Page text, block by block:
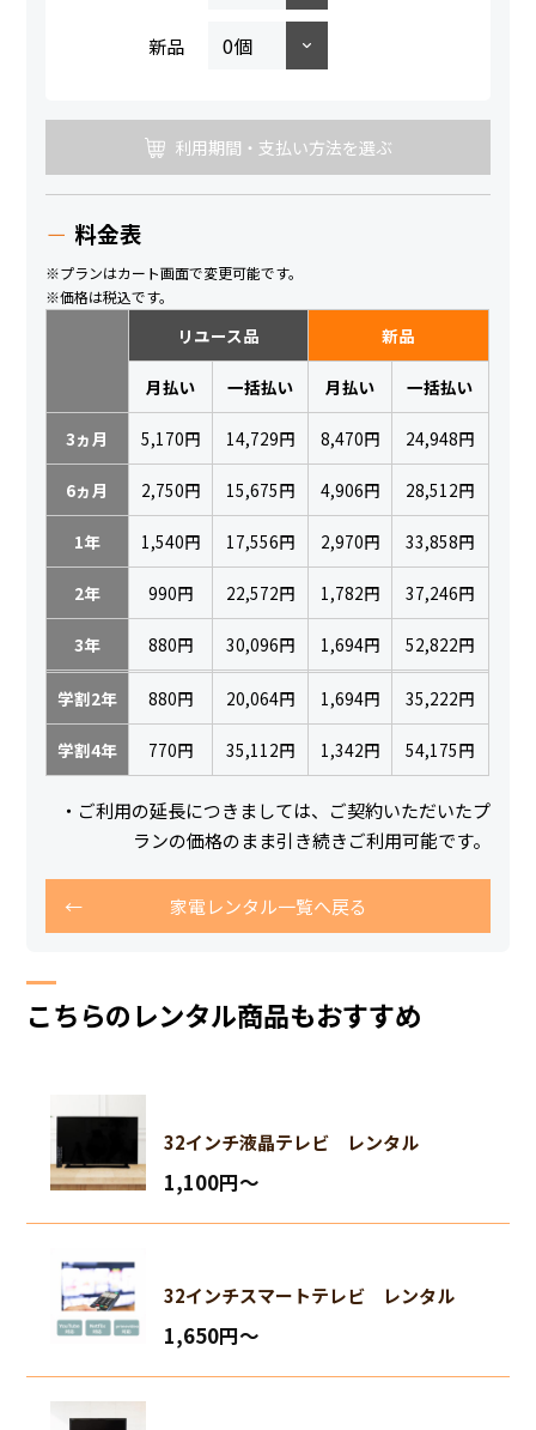
新品
利用期間・支払い方法を選ぶ
料金表
※プランはカート画面で変更可能です。
※価格は税込です。
リユース品 新品
月払い 一括払い 月払い 一括払い
3ヵ月 5,170円 14,729円 8,470円 24,948円
6ヵ月 2,750円 15,675円 4,906円 28,512円
1年 1,540円 17,556円 2,970円 33,858円
2年 990円 22,572円 1,782円 37,246円
3年 880円 30,096円 1,694円 52,822円
学割2年 880円 20,064円 1,694円 35,222円
学割4年 770円 35,112円 1,342円 54,175円
・ご利用の延長につきましては、ご契約いただいたプ
ランの価格のまま引き続きご利用可能です。
家電レンタル一覧へ戻る
こちらのレンタル商品もおすすめ
32インチ液晶テレビ レンタル
1,100円〜
32インチスマートテレビ レンタル
1,650円〜